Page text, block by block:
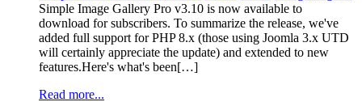
Simple Image Gallery Pro v3.10 is now available to
download for subscribers. To summarize the release, we've
added full support for PHP 8.x (those using Joomla 3.x UTD
will certainly appreciate the update) and extended to new
features.Here's what's been[…]
Read more...